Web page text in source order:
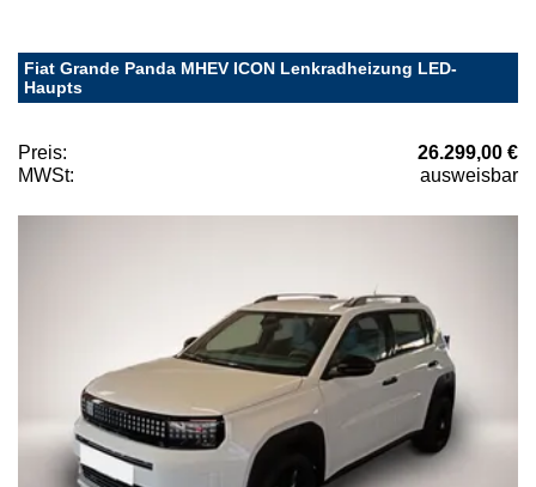
Fiat Grande Panda MHEV ICON Lenkradheizung LED-
Haupts
Preis:
26.299,00 €
MWSt:
ausweisbar